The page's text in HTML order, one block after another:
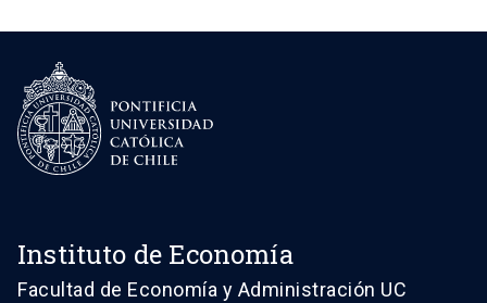
Instituto de Economía
Facultad de Economía y Administración UC